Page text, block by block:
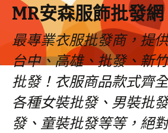
MR安森服飾批發網
最專業衣服批發商，提
台中、高雄、批發、新
批發！衣服商品款式齊
各種女裝批發、男裝批
發、童裝批發等等，絕